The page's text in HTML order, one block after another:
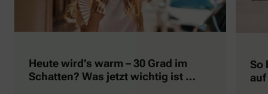
Heute wird’s warm – 30 Grad im
Schatten? Was jetzt wichtig ist …
So